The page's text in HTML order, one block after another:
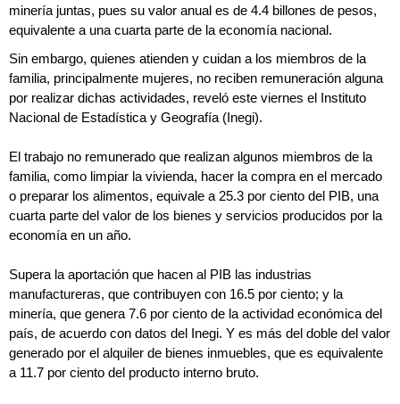
minería juntas, pues su valor anual es de 4.4 billones de pesos,
equivalente a una cuarta parte de la economía nacional.
Sin embargo, quienes atienden y cuidan a los miembros de la
familia, principalmente mujeres, no reciben remuneración alguna
por realizar dichas actividades, reveló este viernes el Instituto
Nacional de Estadística y Geografía (Inegi).
El trabajo no remunerado que realizan algunos miembros de la
familia, como limpiar la vivienda, hacer la compra en el mercado
o preparar los alimentos, equivale a 25.3 por ciento del PIB, una
cuarta parte del valor de los bienes y servicios producidos por la
economía en un año.
Supera la aportación que hacen al PIB las industrias
manufactureras, que contribuyen con 16.5 por ciento; y la
minería, que genera 7.6 por ciento de la actividad económica del
país, de acuerdo con datos del Inegi. Y es más del doble del valor
generado por el alquiler de bienes inmuebles, que es equivalente
a 11.7 por ciento del producto interno bruto.